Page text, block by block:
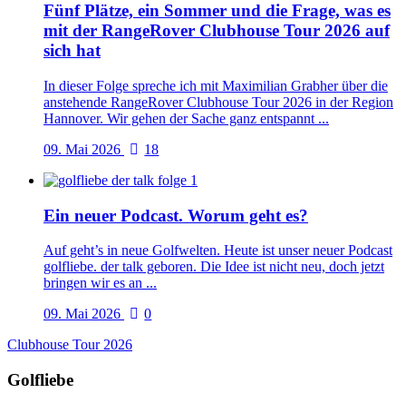
Fünf Plätze, ein Sommer und die Frage, was es
mit der RangeRover Clubhouse Tour 2026 auf
sich hat
In dieser Folge spreche ich mit Maximilian Grabher über die
anstehende RangeRover Clubhouse Tour 2026 in der Region
Hannover. Wir gehen der Sache ganz entspannt ...
09. Mai 2026
18
Ein neuer Podcast. Worum geht es?
Auf geht’s in neue Golfwelten. Heute ist unser neuer Podcast
golfliebe. der talk geboren. Die Idee ist nicht neu, doch jetzt
bringen wir es an ...
09. Mai 2026
0
Clubhouse Tour 2026
Golfliebe